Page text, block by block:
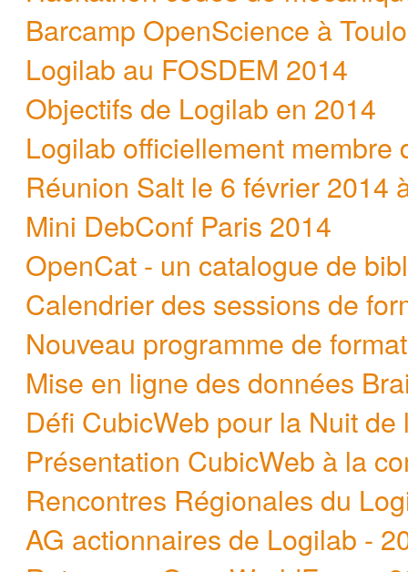
Barcamp OpenScience à
Logilab au FOSDEM 2014
Objectifs de Logilab en 2014
Logilab officiellement membre
Réunion Salt le 6 février 2014
Mini DebConf Paris 2014
OpenCat - un catalogue de
Calendrier des sessions de
Nouveau programme de
Mise en ligne des données
Défi CubicWeb pour la Nuit de
Présentation CubicWeb à la
Rencontres Régionales du
AG actionnaires de Logilab -